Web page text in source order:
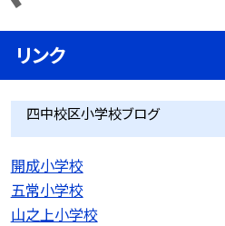
リンク
四中校区小学校ブログ
開成小学校
五常小学校
山之上小学校